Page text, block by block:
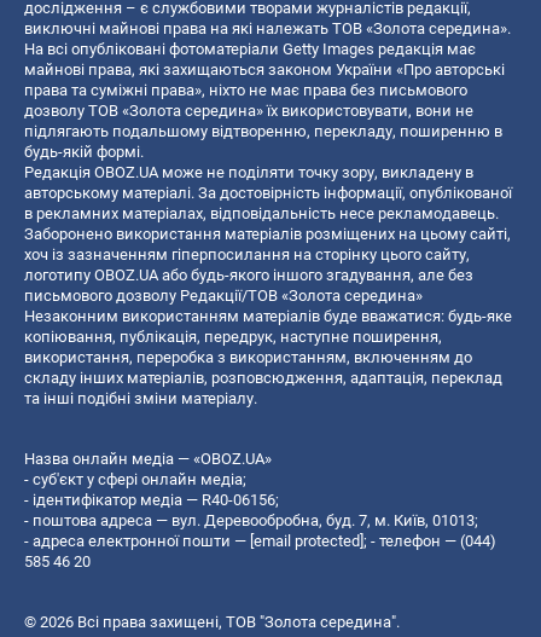
дослідження – є службовими творами журналістів редакції,
виключні майнові права на які належать ТОВ «Золота середина».
На всі опубліковані фотоматеріали Getty Images редакція має
майнові права, які захищаються законом України «Про авторські
права та суміжні права», ніхто не має права без письмового
дозволу ТОВ «Золота середина» їх використовувати, вони не
підлягають подальшому відтворенню, перекладу, поширенню в
будь-якій формі.
Редакція OBOZ.UA може не поділяти точку зору, викладену в
авторському матеріалі. За достовірність інформації, опублікованої
в рекламних матеріалах, відповідальність несе рекламодавець.
Заборонено використання матеріалів розміщених на цьому сайті,
хоч із зазначенням гіперпосилання на сторінку цього сайту,
логотипу OBOZ.UA або будь-якого іншого згадування, але без
письмового дозволу Редакції/ТОВ «Золота середина»
Незаконним використанням матеріалів буде вважатися: будь-яке
копiювання, публiкацiя, передрук, наступне поширення,
використання, переробка з використанням, включенням до
складу інших матеріалів, розповсюдження, адаптація, переклад
та інші подібні зміни матеріалу.
Назва онлайн медіа — «OBOZ.UA»
- суб'єкт у сфері онлайн медіа;
- ідентифікатор медіа — R40-06156;
- поштова адреса — вул. Деревообробна, буд. 7, м. Київ, 01013;
- адреса електронної пошти — [email protected] ; - телефон — (044)
585 46 20
© 2026 Всі права захищені, ТОВ "Золота середина".